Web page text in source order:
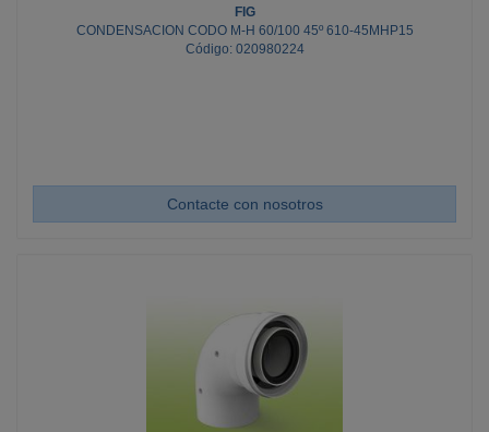
FIG
CONDENSACION CODO M-H 60/100 45º 610-45MHP15
Código: 020980224
Contacte con nosotros